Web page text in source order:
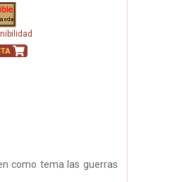
como tema las guerras